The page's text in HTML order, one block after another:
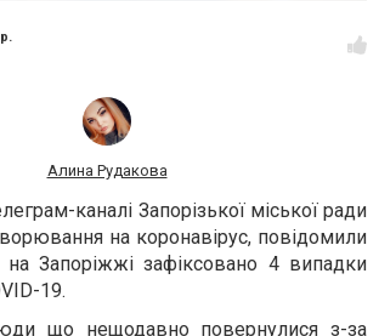
Алина Рудакова
каналі Запорізької міської ради
на коронавірус, повідомили
Запоріжжі зафіксовано 4 випадки
19.
що нещодавно повернулися з-за